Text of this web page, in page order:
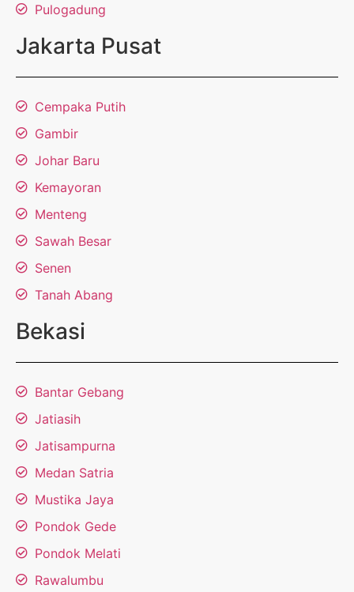
Pulogadung
Jakarta Pusat
Cempaka Putih
Gambir
Johar Baru
Kemayoran
Menteng
Sawah Besar
Senen
Tanah Abang
Bekasi
Bantar Gebang
Jatiasih
Jatisampurna
Medan Satria
Mustika Jaya
Pondok Gede
Pondok Melati
Rawalumbu